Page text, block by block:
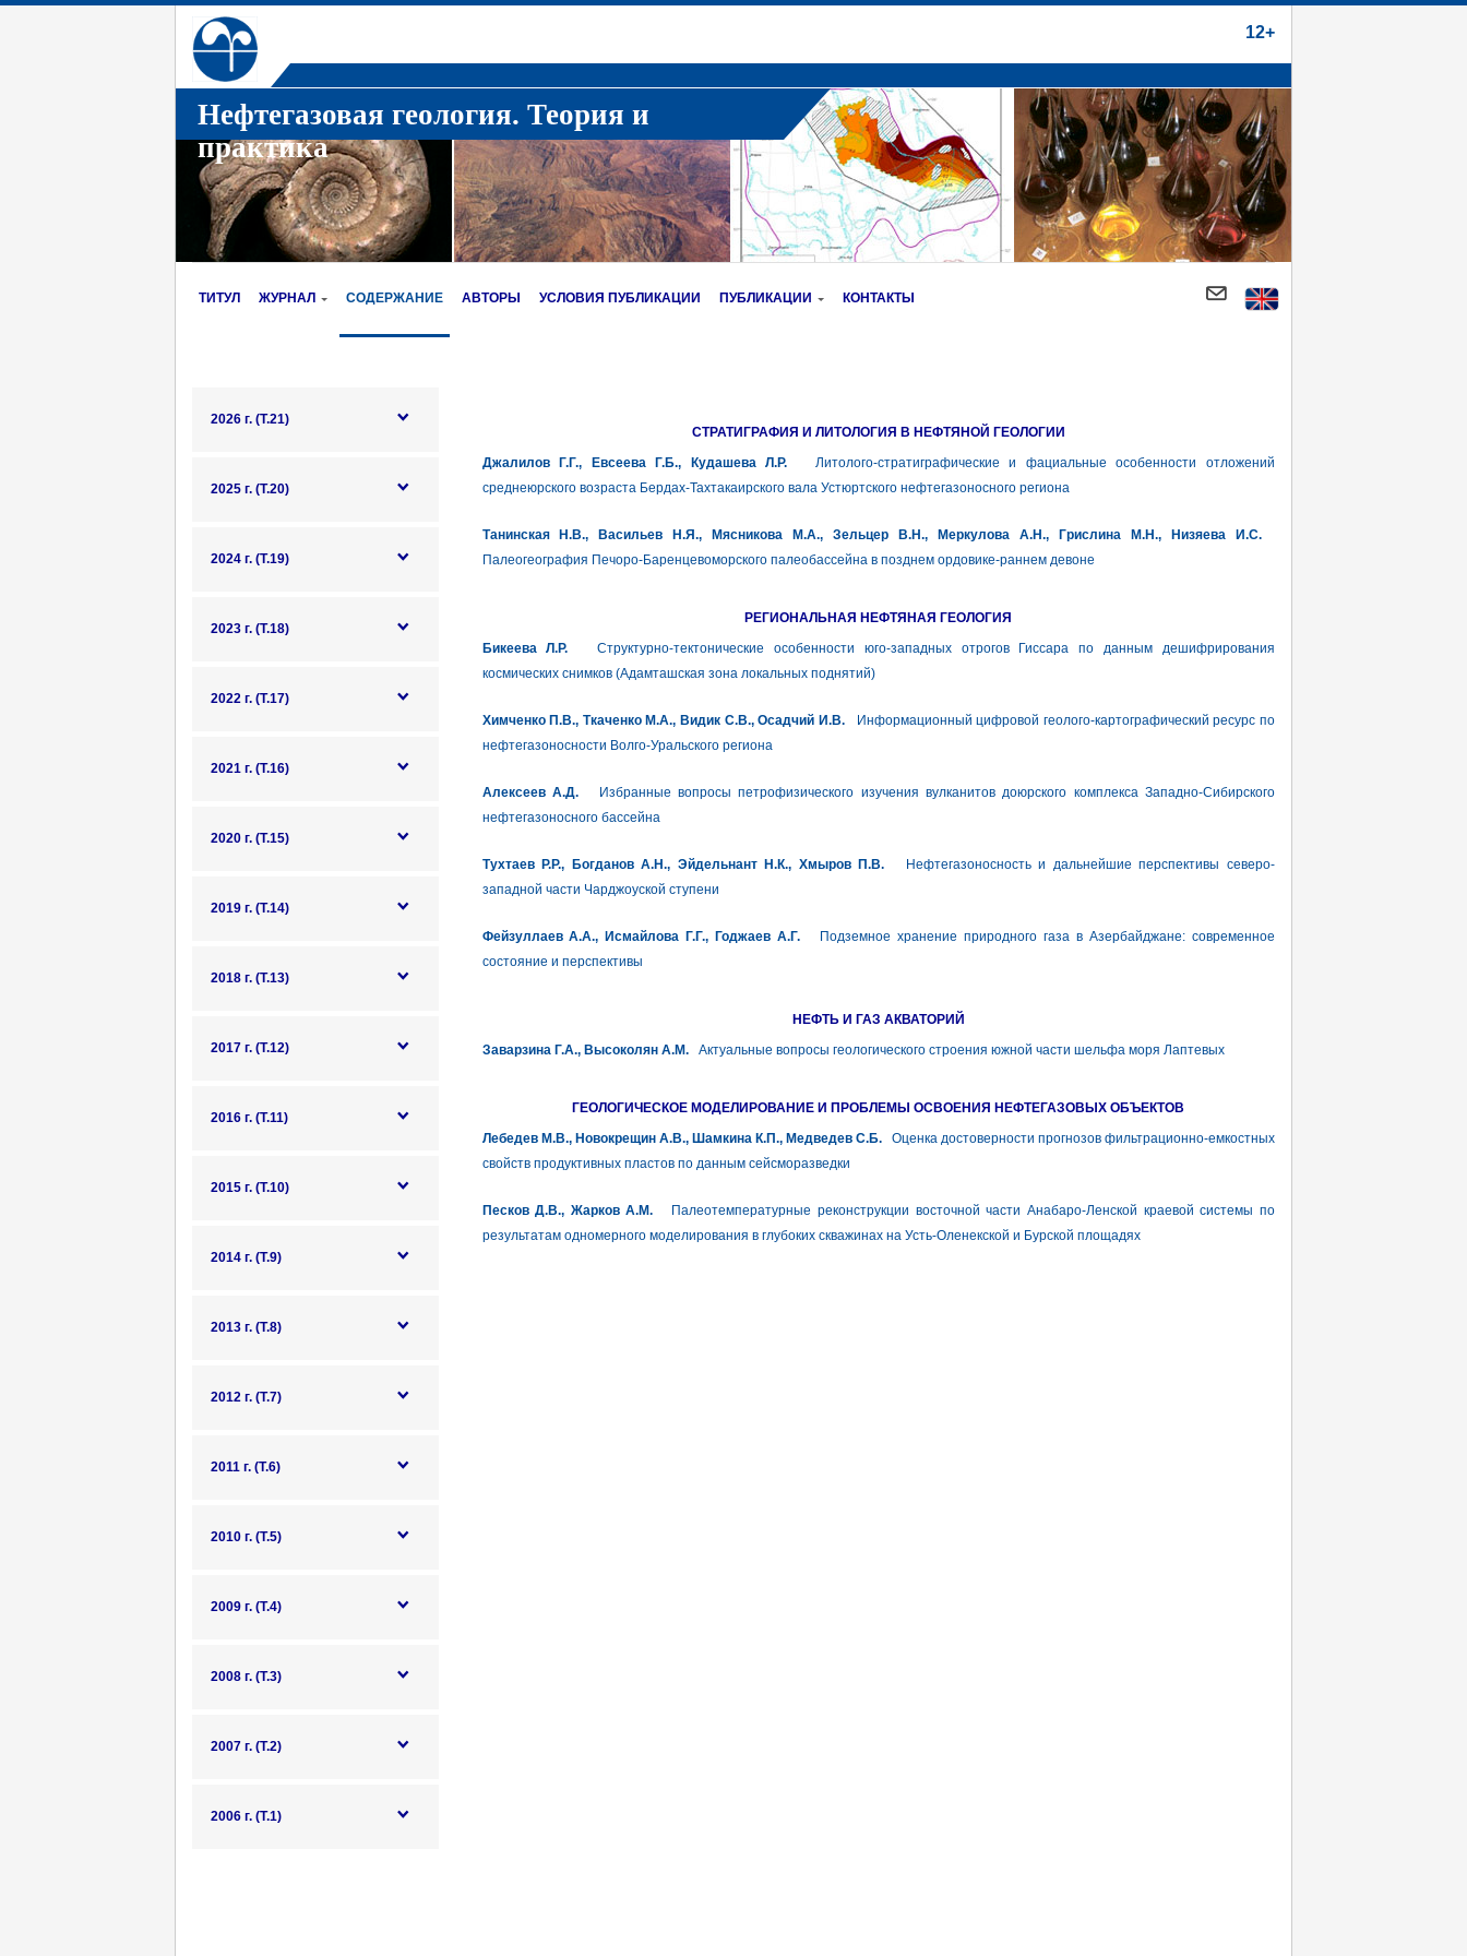
12+
Нефтегазовая геология. Теория и
практика
ТИТУЛ ЖУРНАЛ СОДЕРЖАНИЕ АВТОРЫ УСЛОВИЯ ПУБЛИКАЦИИ ПУБЛИКАЦИИ КОНТАКТЫ
2026 г. (Т.21)
2025 г. (Т.20)
2024 г. (Т.19)
2023 г. (Т.18)
2022 г. (Т.17)
2021 г. (Т.16)
2020 г. (Т.15)
2019 г. (Т.14)
2018 г. (Т.13)
2017 г. (Т.12)
2016 г. (Т.11)
2015 г. (Т.10)
2014 г. (Т.9)
2013 г. (Т.8)
2012 г. (Т.7)
2011 г. (Т.6)
2010 г. (Т.5)
2009 г. (Т.4)
2008 г. (Т.3)
2007 г. (Т.2)
2006 г. (Т.1)
СТРАТИГРАФИЯ И ЛИТОЛОГИЯ В НЕФТЯНОЙ ГЕОЛОГИИ
Джалилов Г.Г., Евсеева Г.Б., Кудашева Л.Р. Литолого-стратиграфические и фациальные особенности отложений
среднеюрского возраста Бердах-Тахтакаирского вала Устюртского нефтегазоносного региона
Танинская Н.В., Васильев Н.Я., Мясникова М.А., Зельцер В.Н., Меркулова А.Н., Грислина М.Н., Низяева И.С.
Палеогеография Печоро-Баренцевоморского палеобассейна в позднем ордовике-раннем девоне
РЕГИОНАЛЬНАЯ НЕФТЯНАЯ ГЕОЛОГИЯ
Бикеева Л.Р. Cтруктурно-тектонические особенности юго-западных отрогов Гиссара по данным дешифрирования
космических снимков (Адамташская зона локальных поднятий)
Химченко П.В., Ткаченко М.А., Видик С.В., Осадчий И.В.Информационный цифровой геолого-картографический ресурс по
нефтегазоносности Волго-Уральского региона
Алексеев А.Д.Избранные вопросы петрофизического изучения вулканитов доюрского комплекса Западно-Сибирского
нефтегазоносного бассейна
Тухтаев Р.Р., Богданов А.Н., Эйдельнант Н.К., Хмыров П.В. Нефтегазоносность и дальнейшие перспективы северо-
западной части Чарджоуской ступени
Фейзуллаев А.А., Исмайлова Г.Г., Годжаев А.Г. Подземное хранение природного газа в Азербайджане: современное
состояние и перспективы
НЕФТЬ И ГАЗ АКВАТОРИЙ
Заварзина Г.А., Высоколян А.М.Актуальные вопросы геологического строения южной части шельфа моря Лаптевых
ГЕОЛОГИЧЕСКОЕ МОДЕЛИРОВАНИЕ И ПРОБЛЕМЫ ОСВОЕНИЯ НЕФТЕГАЗОВЫХ ОБЪЕКТОВ
Лебедев М.В., Новокрещин А.В., Шамкина К.П., Медведев С.Б.Оценка достоверности прогнозов фильтрационно-емкостных
свойств продуктивных пластов по данным сейсморазведки
Песков Д.В., Жарков А.М. Палеотемпературные реконструкции восточной части Анабаро-Ленской краевой системы по
результатам одномерного моделирования в глубоких скважинах на Усть-Оленекской и Бурской площадях